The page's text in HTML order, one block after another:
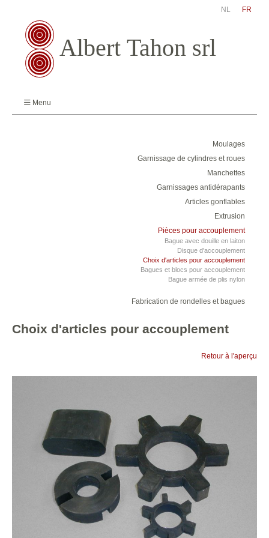
NL FR
Menu
Moulages
Garnissage de cylindres et roues
Manchettes
Garnissages antidérapants
Articles gonflables
Extrusion
Pièces pour accouplement
Bague avec douille en laiton
Disque d'accouplement
Choix d'articles pour accouplement
Bagues et blocs pour accouplement
Bague armée de plis nylon
Fabrication de rondelles et bagues
Choix d'articles pour accouplement
Retour à l'aperçu